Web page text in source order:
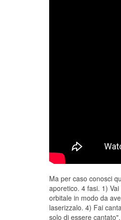
Ma per caso conosci
aporetico. 4 fasi. 1)
orbitale in modo da
laserizzalo. 4) Fai
solo di essere cantato".